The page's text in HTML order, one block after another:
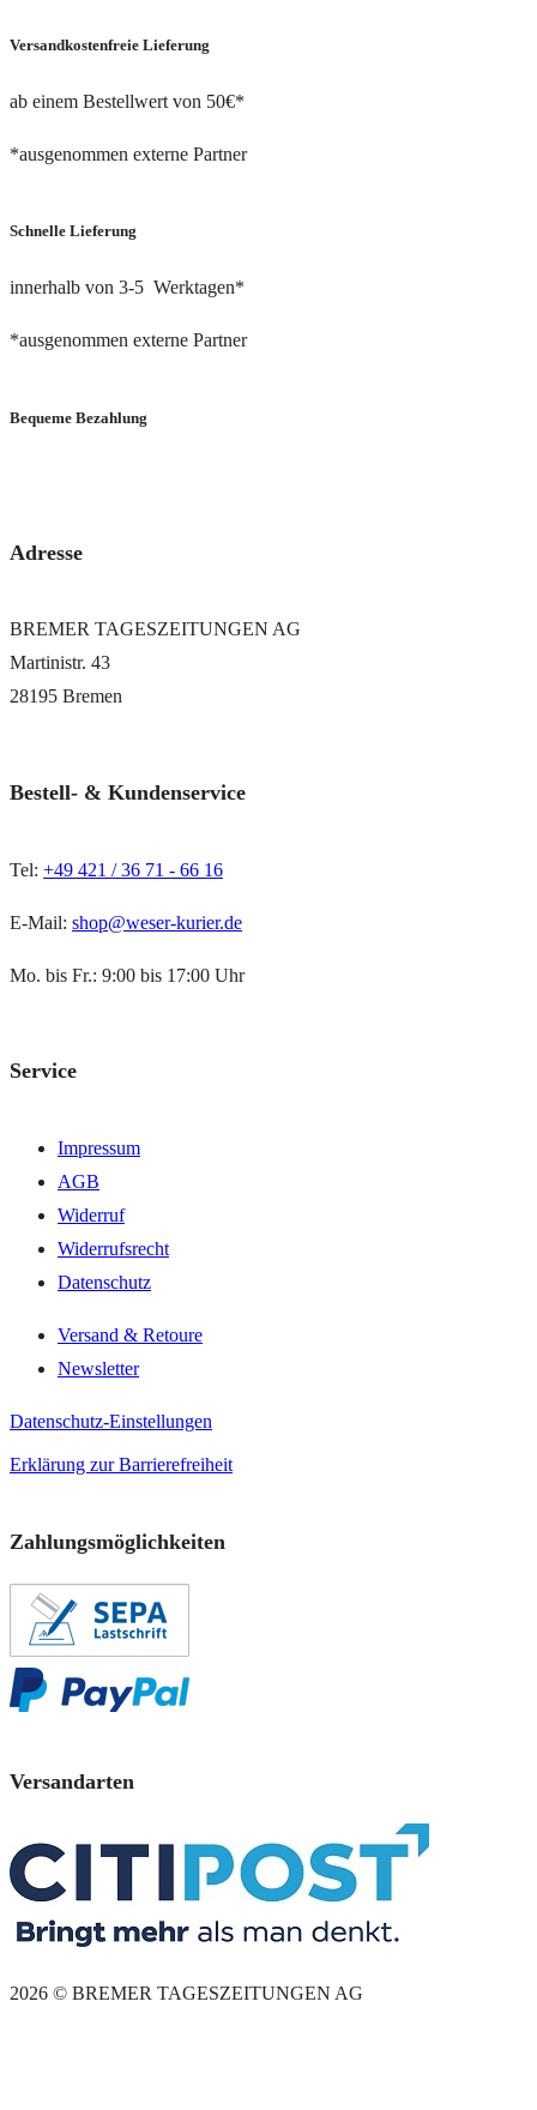
Versandkostenfreie Lieferung
ab einem Bestellwert von 50€*
*ausgenommen externe Partner
Schnelle Lieferung
innerhalb von 3-5 Werktagen*
*ausgenommen externe Partner
Bequeme Bezahlung
Adresse
BREMER TAGESZEITUNGEN AG
Martinistr. 43
28195 Bremen
Bestell- & Kundenservice
Tel: +49 421 / 36 71 - 66 16
E-Mail: shop@weser-kurier.de
Mo. bis Fr.: 9:00 bis 17:00 Uhr
Service
Impressum
AGB
Widerruf
Widerrufsrecht
Datenschutz
Versand & Retoure
Newsletter
Datenschutz-Einstellungen
Erklärung zur Barrierefreiheit
Zahlungsmöglichkeiten
Versandarten
2026 © BREMER TAGESZEITUNGEN AG